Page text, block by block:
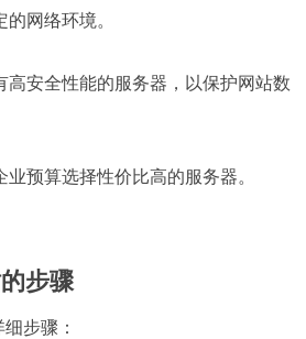
网络环境。
高安全性能的服务器，以保护网站数
业预算选择性价比高的服务器。
步骤
步骤：